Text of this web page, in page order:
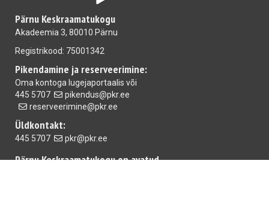
Pärnu Keskraamatukogu
Akadeemia 3, 80010 Pärnu
Registrikood: 75001342
Pikendamine ja reserveerimine:
Oma kontoga lugejaportaalis või
445 5707
pikendus@pkr.ee
reserveerimine@pkr.ee
Üldkontakt:
445 5707 pkr@pkr.ee
Pärnu Keskraamatukogu on avatud